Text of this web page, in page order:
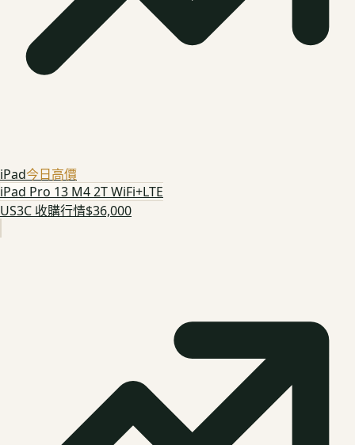
iPad今日高價
iPad Pro 13 M4 2T WiFi+LTE
US3C 收購行情$36,000